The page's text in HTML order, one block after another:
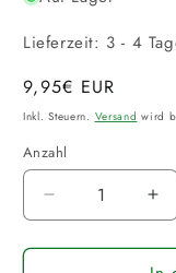
Lieferzeit: 3 - 4
Normaler
Preis
9,95€ EUR
Inkl. Steuern. Versand wird
Anzahl
Verringere
die
Menge
die